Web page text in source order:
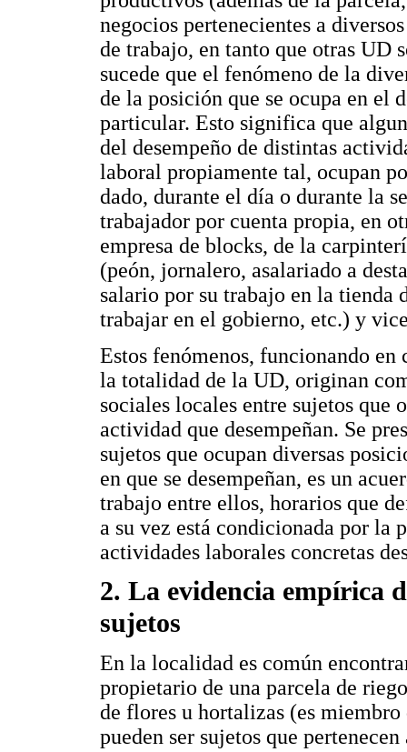
negocios pertenecientes a
de trabajo, en tanto que otras UD
sucede que el fenómeno de la
de la posición que se ocupa en el
particular. Esto significa que
del desempeño de distintas
laboral propiamente tal, ocupan
dado, durante el día o durante la
trabajador por cuenta propia, en
empresa de blocks, de la
(peón, jornalero, asalariado a
salario por su trabajo en la tienda
trabajar en el gobierno, etc.) y
Estos fenómenos, funcionando en
la totalidad de la UD, originan
sociales locales entre sujetos que
actividad que desempeñan. Se
sujetos que ocupan diversas
en que se desempeñan, es un
trabajo entre ellos, horarios que
a su vez está condicionada por la
actividades laborales concretas
2. La evidencia empírica
sujetos
En la localidad es común
propietario de una parcela de
de flores u hortalizas (es
pueden ser sujetos que